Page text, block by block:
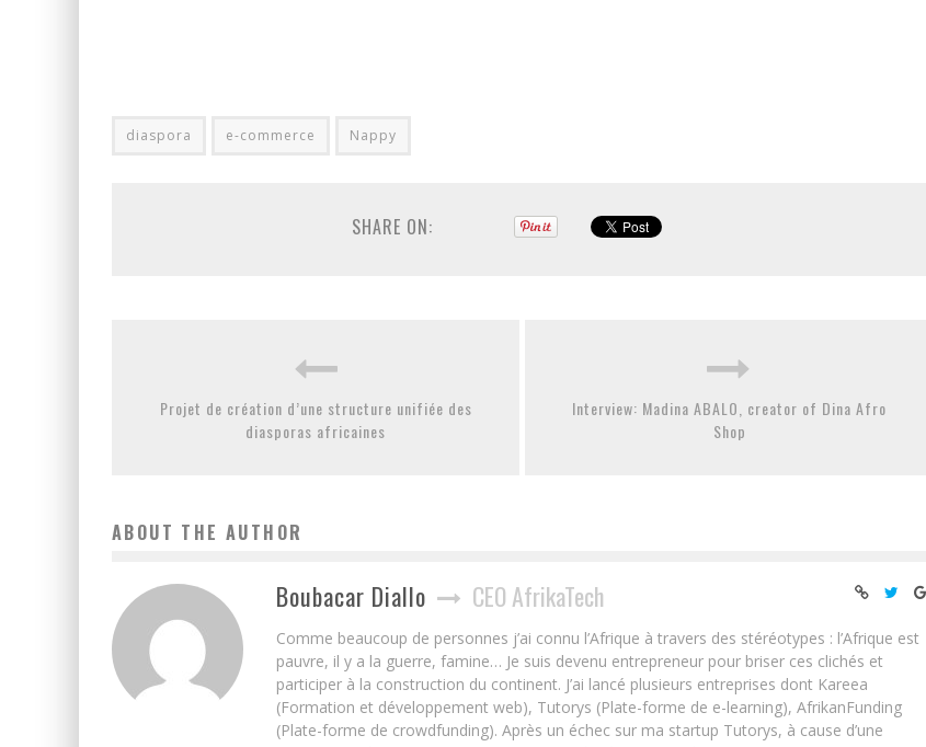
diaspora e-commerce Nappy
SHARE ON:
Projet de création d’une structure unifiée des
diasporas africaines
Interview: Madina ABALO, creator of Dina Afro
Shop
ABOUT THE AUTHOR
Boubacar Diallo CEO AfrikaTech
Comme beaucoup de personnes j’ai connu l’Afrique à travers des stéréotypes : l’Afrique est
pauvre, il y a la guerre, famine… Je suis devenu entrepreneur pour briser ces clichés et
participer à la construction du continent. J’ai lancé plusieurs entreprises dont Kareea
(Formation et développement web), Tutorys (Plate-forme de e-learning), AfrikanFunding
(Plate-forme de crowdfunding). Après un échec sur ma startup Tutorys, à cause d’une